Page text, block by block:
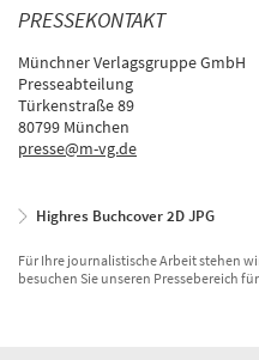
PRESSEKONTAKT
Münchner Verlagsgruppe GmbH
Presseabteilung
Türkenstraße 89
80799 München
presse@m-vg.de
Highres Buchcover 2D JPG
Für Ihre journalistische Arbeit stehen
besuchen Sie unseren Pressebereich